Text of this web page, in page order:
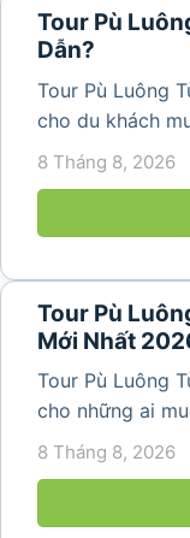
Tour Pù
Dẫn?
Tour Pù Luông
cho du khách
bản làng và tận
bình. Với lịch
8 Tháng 8, 2026
Tour Pù
Mới Nhất
Tour Pù Luông
cho những ai
trong lành,
ngày. Không
8 Tháng 8, 2026